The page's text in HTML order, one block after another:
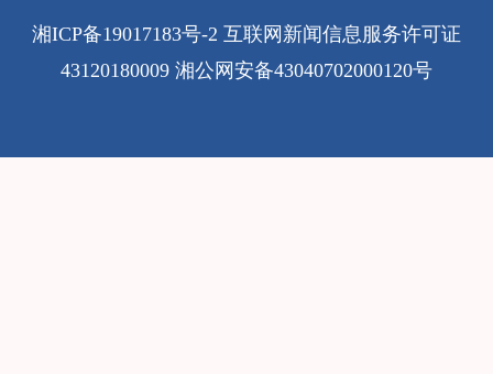
湘ICP备19017183号-2 互联网新闻信息服务许可证
43120180009 湘公网安备43040702000120号